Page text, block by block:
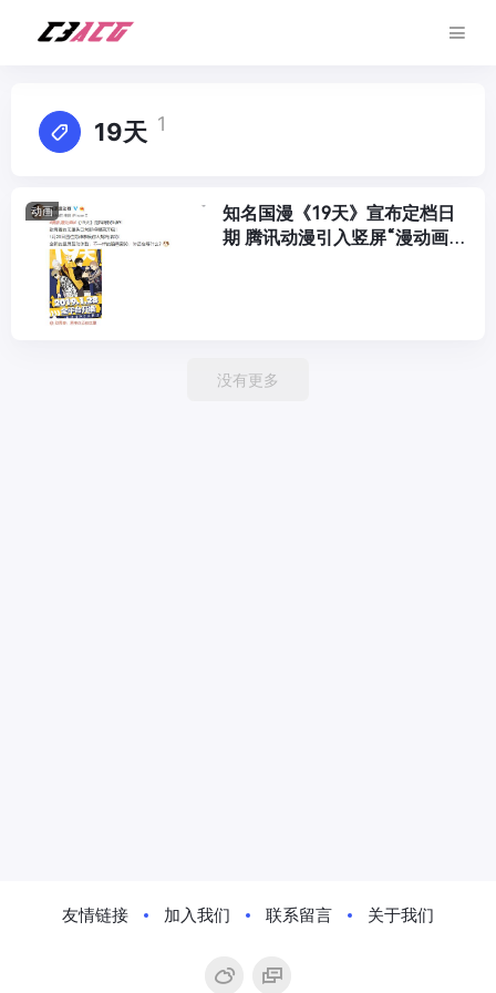
19天 1
动画
知名国漫《19天》宣布定档日
期 腾讯动漫引入竖屏“漫动画”
没有更多
友情链接 加入我们 联系留言 关于我们